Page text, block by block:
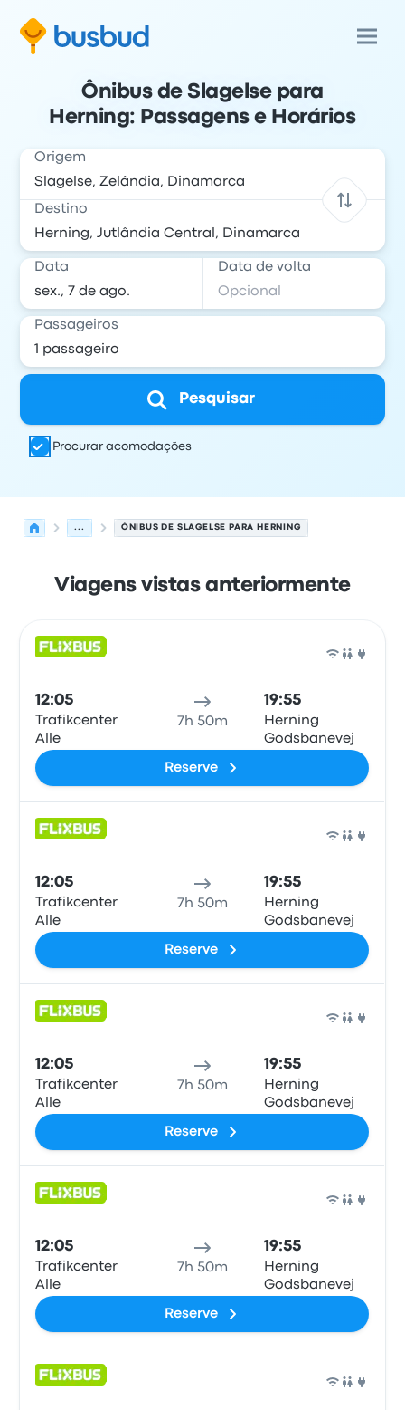
Ônibus de Slagelse para
Herning: Passagens e Horários
Origem
Destino
Data Data de volta
Passageiros
Pesquisar
Procurar acomodações
... ÔNIBUS DE SLAGELSE PARA HERNING
Viagens vistas anteriormente
12:05
Trafikcenter
Alle
7h 50m
19:55
Herning
Godsbanevej
Reserve
12:05
Trafikcenter
Alle
7h 50m
19:55
Herning
Godsbanevej
Reserve
12:05
Trafikcenter
Alle
7h 50m
19:55
Herning
Godsbanevej
Reserve
12:05
Trafikcenter
Alle
7h 50m
19:55
Herning
Godsbanevej
Reserve